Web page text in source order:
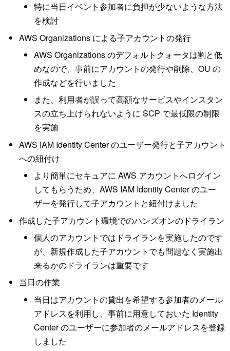
特に当日イベント参加者に負担が少ないような方法
を検討
AWS Organizations による子アカウントの発行
AWS Organizations のデフォルトクォータは割と低
めなので、事前にアカウントの発行や削除、OU の
作成などを行いました
また、利用者が誤って高額なサービスやインスタン
スの立ち上げられないように SCP で最低限の制限
を実施
AWS IAM Identity Center のユーザー発行と子アカウント
への紐付け
より簡単にセキュアに AWS アカウントへログイン
してもらうため、AWS IAM Identity Center のユー
ザーを発行して子アカウントと紐付けました
作成した子アカウント環境でのハンズオンのドライラン
個人のアカウントではドライランを実施したのです
が、新規作成した子アカウントでも問題なく実施出
来るかのドライランは重要です
当日の作業
当日はアカウントの貸出を希望する参加者のメール
アドレスを利用し、事前に用意しておいた Identity
Center のユーザーに参加者のメールアドレスを登録
しました